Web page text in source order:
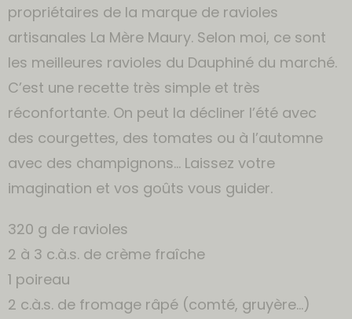
propriétaires de la marque de ravioles
artisanales La Mère Maury. Selon moi, ce sont
les meilleures ravioles du Dauphiné du marché.
C’est une recette très simple et très
réconfortante. On peut la décliner l’été avec
des courgettes, des tomates ou à l’automne
avec des champignons… Laissez votre
imagination et vos goûts vous guider.
320 g de ravioles
2 à 3 c.à.s. de crème fraîche
1 poireau
2 c.à.s. de fromage râpé (comté, gruyère…)